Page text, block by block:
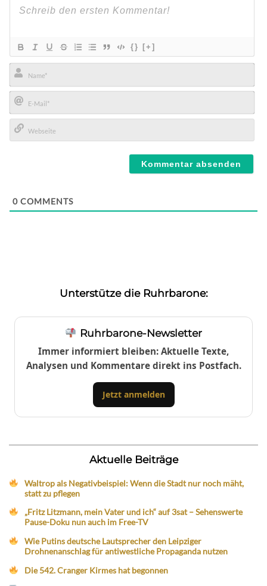
{} [+]
Name*
E-
Mail*
0 COMMENTS
Unterstütze die Ruhrbarone:
Ruhrbarone-Newsletter
Immer informiert bleiben: Aktuelle Texte,
Analysen und Kommentare direkt ins Postfach.
Jetzt anmelden
Aktuelle Beiträge
Waltrop als Negativbeispiel: Wenn die Stadt nur noch mäht,
statt zu pflegen
„Fritz Litzmann, mein Vater und ich“ auf 3sat – Sehenswerte
Pause-Doku nun auch im Free-TV
Wie Putins deutsche Lautsprecher den Leipziger
Drohnenanschlag für antiwestliche Propaganda nutzen
Die 542. Cranger Kirmes hat begonnen